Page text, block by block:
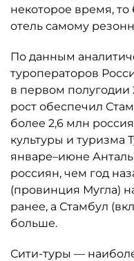
некоторое время,
отель самому
По данным
туроператоров
в первом полугодии
рост обеспечил
более 2,6 млн
культуры и туризма
январе–июне
россиян, чем год
(провинция Мугла)
ранее, а Стамбул
больше.
Сити-туры —